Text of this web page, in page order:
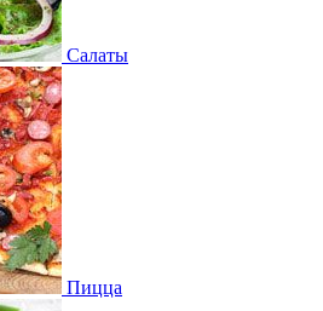
Салаты
Пицца